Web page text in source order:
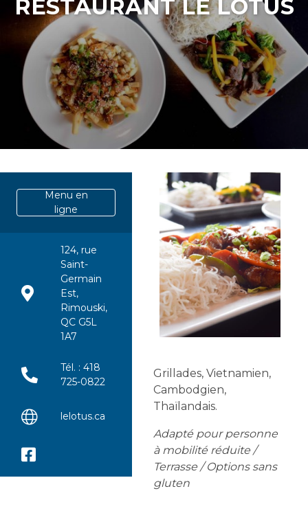
RESTAURANT LE LOTUS
Grillades, Vietnamien,
Cambodgien,
Thaïlandais.
Adapté pour personne
à mobilité réduite /
Terrasse / Options sans
gluten
Menu en
ligne
124, rue
Saint-
Germain
Est,
Rimouski,
QC G5L
1A7
Tél. : 418
725-0822
lelotus.ca